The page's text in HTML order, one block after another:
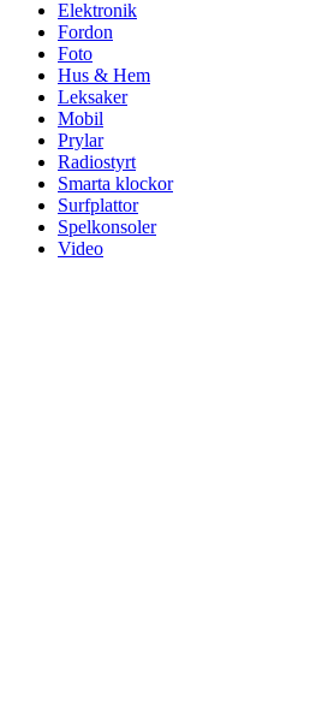
Elektronik
Fordon
Foto
Hus & Hem
Leksaker
Mobil
Prylar
Radiostyrt
Smarta klockor
Surfplattor
Spelkonsoler
Video